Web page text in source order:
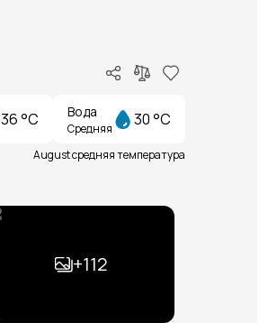
36 °C Вода
Средняя 30 °C
August средняя температура
+112